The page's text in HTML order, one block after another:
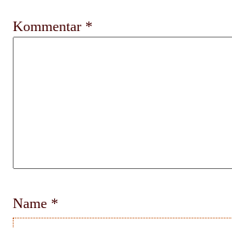
Kommentar *
Name *